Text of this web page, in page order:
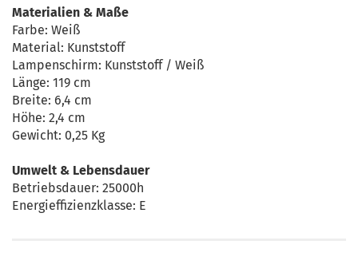
Materialien & Maße
Farbe: Weiß
Material: Kunststoff
Lampenschirm: Kunststoff / Weiß
Länge: 119 cm
Breite: 6,4 cm
Höhe: 2,4 cm
Gewicht: 0,25 Kg
Umwelt & Lebensdauer
Betriebsdauer: 25000h
Energieffizienzklasse: E